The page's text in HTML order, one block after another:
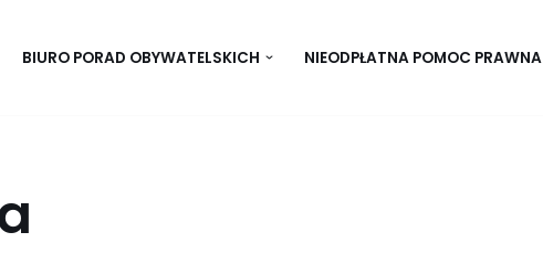
BIURO PORAD OBYWATELSKICH NIEODPŁATNA POMOC PRAWNA